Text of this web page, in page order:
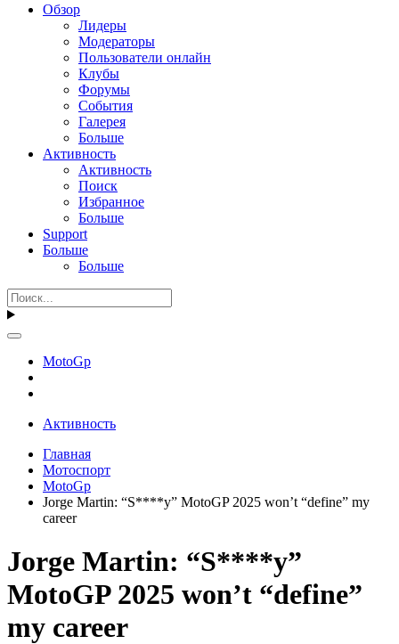
Обзор
Лидеры
Модераторы
Пользователи онлайн
Клубы
Форумы
События
Галерея
Больше
Активность
Активность
Поиск
Избранное
Больше
Support
Больше
Больше
MotoGp
Активность
Главная
Мотоспорт
MotoGp
Jorge Martin: “S****y” MotoGP 2025 won’t “define” my
career
Jorge Martin: “S****y”
MotoGP 2025 won’t “define”
my career